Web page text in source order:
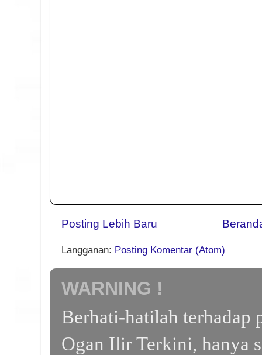
Posting Lebih Baru
Langganan: Posting Komentar (Atom)
WARNING !
Berhati-hatilah terhadap
Ogan Ilir Terkini, hanya